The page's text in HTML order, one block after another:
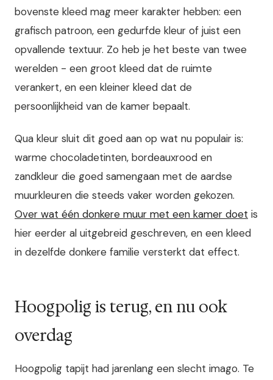
bovenste kleed mag meer karakter hebben: een
grafisch patroon, een gedurfde kleur of juist een
opvallende textuur. Zo heb je het beste van twee
werelden - een groot kleed dat de ruimte
verankert, en een kleiner kleed dat de
persoonlijkheid van de kamer bepaalt.
Qua kleur sluit dit goed aan op wat nu populair is:
warme chocoladetinten, bordeauxrood en
zandkleur die goed samengaan met de aardse
muurkleuren die steeds vaker worden gekozen.
Over wat één donkere muur met een kamer doet is
hier eerder al uitgebreid geschreven, en een kleed
in dezelfde donkere familie versterkt dat effect.
Hoogpolig is terug, en nu ook
overdag
Hoogpolig tapijt had jarenlang een slecht imago. Te